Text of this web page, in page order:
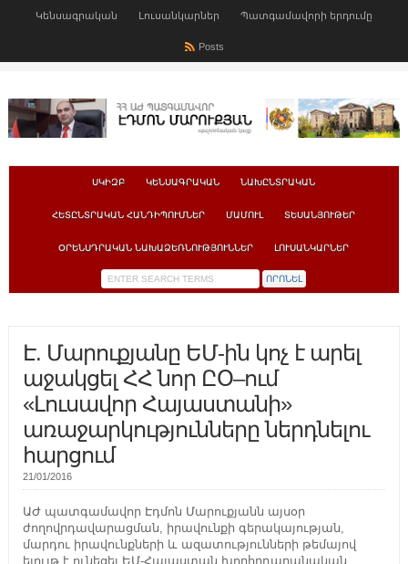
Կենսագրական Լուսանկարներ Պատգամավորի երդումը
Posts
ՍԿԻԶԲ ԿԵՆՍԱԳՐԱԿԱՆ ՆԱԽԸՆՏՐԱԿԱՆ
ՀԵՏԸՆՏՐԱԿԱՆ ՀԱՆԴԻՊՈՒՄՆԵՐ ՄԱՄՈՒԼ ՏԵՍԱՆՅՈՒԹԵՐ
ՕՐԵՆՍԴՐԱԿԱՆ ՆԱԽԱՁԵՌՆՈՒԹՅՈՒՆՆԵՐ ԼՈՒՍԱՆԿԱՐՆԵՐ
Է. Մարուքյանը ԵՄ-ին կոչ է արել
աջակցել ՀՀ նոր ԸՕ–ում
«Լուսավոր Հայաստանի»
առաջարկությունները ներդնելու
հարցում
21/01/2016
ԱԺ պատգամավոր Էդմոն Մարուքյանն այսօր
ժողովրդավարացման, իրավունքի գերակայության,
մարդու իրավունքների և ազատությունների թեմայով
ելույթ է ունեցել ԵՄ-Հայաստան խորհրդարանական